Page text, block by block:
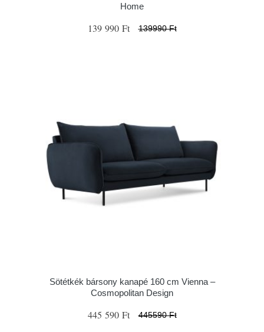
Home
139 990 Ft 139990 Ft
Sötétkék bársony kanapé 160 cm Vienna –
Cosmopolitan Design
445 590 Ft 445590 Ft